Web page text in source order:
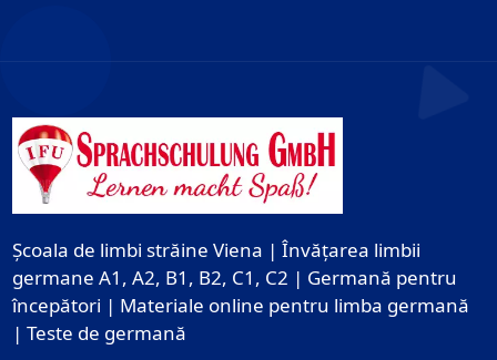
Școala de limbi străine Viena | Învățarea limbii
germane A1, A2, B1, B2, C1, C2 | Germană pentru
începători | Materiale online pentru limba germană
| Teste de germană